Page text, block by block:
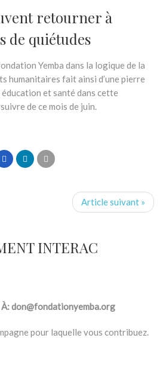
retourner à
de quiétudes
Yemba dans la logique de la
humanitaires fait ainsi d’une pierre
et santé dans cette
de ce mois de juin.
Article suivant »
INTERAC
don@fondationyemba.org
pour laquelle vous contribuez.